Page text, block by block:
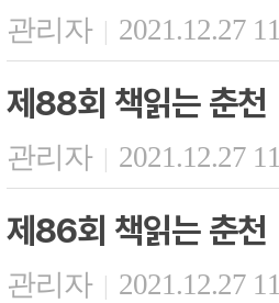
관리자 | 2021.12.27
제88회 책읽는 춘천
관리자 | 2021.12.27
제86회 책읽는 춘천
관리자 | 2021.12.27